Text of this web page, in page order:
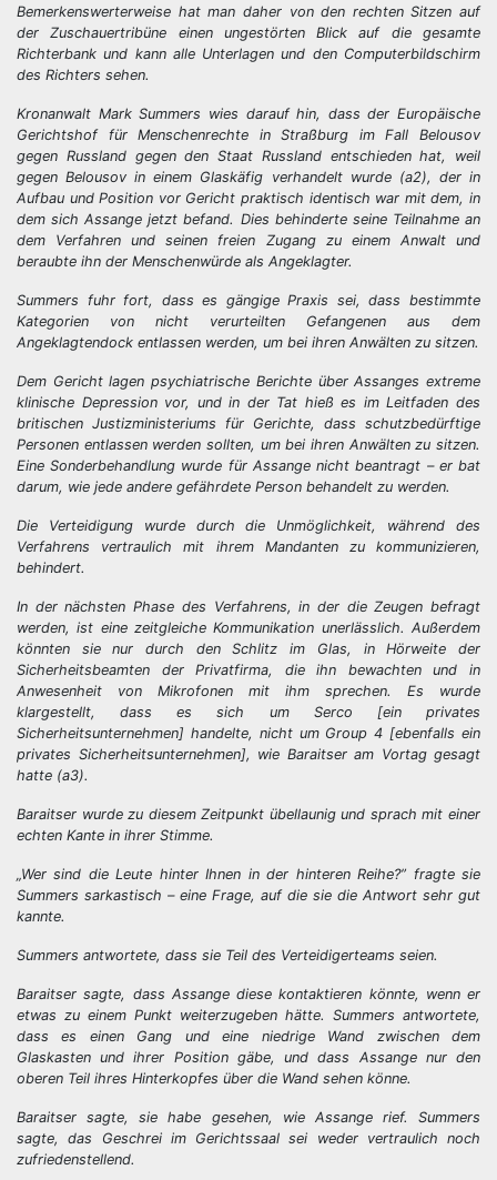
Bemerkenswerterweise hat man daher von den rechten Sitzen auf
der Zuschauertribüne einen ungestörten Blick auf die gesamte
Richterbank und kann alle Unterlagen und den Computerbildschirm
des Richters sehen.
Kronanwalt Mark Summers wies darauf hin, dass der Europäische
Gerichtshof für Menschenrechte in Straßburg im Fall Belousov
gegen Russland gegen den Staat Russland entschieden hat, weil
gegen Belousov in einem Glaskäfig verhandelt wurde (a2), der in
Aufbau und Position vor Gericht praktisch identisch war mit dem, in
dem sich Assange jetzt befand. Dies behinderte seine Teilnahme an
dem Verfahren und seinen freien Zugang zu einem Anwalt und
beraubte ihn der Menschenwürde als Angeklagter.
Summers fuhr fort, dass es gängige Praxis sei, dass bestimmte
Kategorien von nicht verurteilten Gefangenen aus dem
Angeklagtendock entlassen werden, um bei ihren Anwälten zu sitzen.
Dem Gericht lagen psychiatrische Berichte über Assanges extreme
klinische Depression vor, und in der Tat hieß es im Leitfaden des
britischen Justizministeriums für Gerichte, dass schutzbedürftige
Personen entlassen werden sollten, um bei ihren Anwälten zu sitzen.
Eine Sonderbehandlung wurde für Assange nicht beantragt – er bat
darum, wie jede andere gefährdete Person behandelt zu werden.
Die Verteidigung wurde durch die Unmöglichkeit, während des
Verfahrens vertraulich mit ihrem Mandanten zu kommunizieren,
behindert.
In der nächsten Phase des Verfahrens, in der die Zeugen befragt
werden, ist eine zeitgleiche Kommunikation unerlässlich. Außerdem
könnten sie nur durch den Schlitz im Glas, in Hörweite der
Sicherheitsbeamten der Privatfirma, die ihn bewachten und in
Anwesenheit von Mikrofonen mit ihm sprechen. Es wurde
klargestellt, dass es sich um Serco [ein privates
Sicherheitsunternehmen] handelte, nicht um Group 4 [ebenfalls ein
privates Sicherheitsunternehmen], wie Baraitser am Vortag gesagt
hatte (a3).
Baraitser wurde zu diesem Zeitpunkt übellaunig und sprach mit einer
echten Kante in ihrer Stimme.
„Wer sind die Leute hinter Ihnen in der hinteren Reihe?” fragte sie
Summers sarkastisch – eine Frage, auf die sie die Antwort sehr gut
kannte.
Summers antwortete, dass sie Teil des Verteidigerteams seien.
Baraitser sagte, dass Assange diese kontaktieren könnte, wenn er
etwas zu einem Punkt weiterzugeben hätte. Summers antwortete,
dass es einen Gang und eine niedrige Wand zwischen dem
Glaskasten und ihrer Position gäbe, und dass Assange nur den
oberen Teil ihres Hinterkopfes über die Wand sehen könne.
Baraitser sagte, sie habe gesehen, wie Assange rief. Summers
sagte, das Geschrei im Gerichtssaal sei weder vertraulich noch
zufriedenstellend.